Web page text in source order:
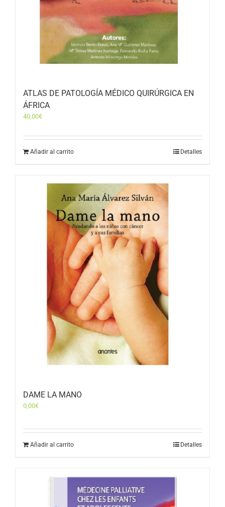
ATLAS DE PATOLOGÍA MÉDICO QUIRÚRGICA EN
ÁFRICA
40,00€
Añadir al carrito Detalles
DAME LA MANO
0,00€
Añadir al carrito Detalles